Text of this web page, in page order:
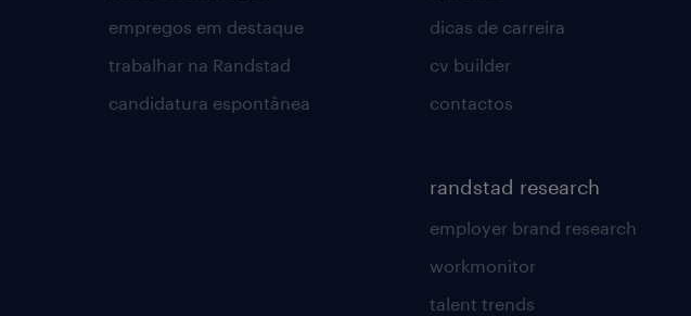
empregos em destaque
trabalhar na Randstad
candidatura espontânea
dicas de carreira
cv builder
contactos
randstad research
employer brand research
workmonitor
talent trends